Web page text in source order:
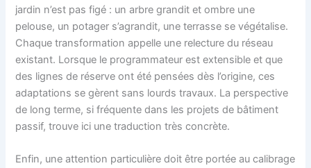
jardin n’est pas figé : un arbre grandit et ombre une
pelouse, un potager s’agrandit, une terrasse se végétalise.
Chaque transformation appelle une relecture du réseau
existant. Lorsque le programmateur est extensible et que
des lignes de réserve ont été pensées dès l’origine, ces
adaptations se gèrent sans lourds travaux. La perspective
de long terme, si fréquente dans les projets de bâtiment
passif, trouve ici une traduction très concrète.
Enfin, une attention particulière doit être portée au calibrage